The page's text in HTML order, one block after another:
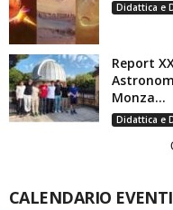
Didattica e
Report
Monza...
Didattica e
CALENDARIO